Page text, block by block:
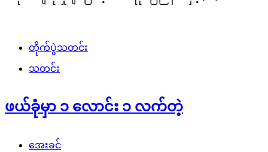
တိုက်ပွဲသတင်း
သတင်း
ဖယ်ခုံမှာ ၁ လောင်း ၁ လက်တဲ့
အေးခင်